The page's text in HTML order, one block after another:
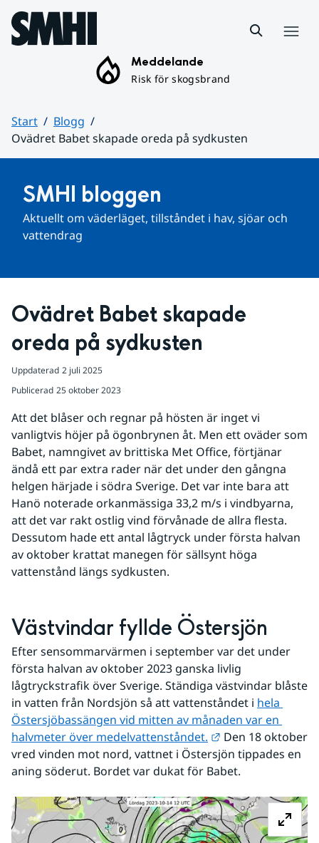
Hoppa till sidans innehåll
Meddelande
Risk för skogsbrand
Start
Blogg
Ovädret Babet skapade oreda på sydkusten
SMHI bloggen
Aktuellt om väderläget, tillståndet i hav, sjöar och
vattendrag
Ovädret Babet skapade
oreda på sydkusten
Uppdaterad 2 juli 2025
Publicerad 25 oktober 2023
Att det blåser och regnar på hösten är inget vi
vanligtvis höjer på ögonbrynen åt. Men ett oväder som
Babet, namngivet av brittiska Met Office, förtjänar
ändå ett par extra rader när det under den gångna
helgen härjade i södra Sverige. Det var inte bara att
Hanö noterade orkanmässiga 33,2 m/s i vindbyarna,
att det var rakt ostlig vind förvånade de allra flesta.
Dessutom hade ett antal lågtryck under första halvan
av oktober krattat manegen för sällsynt höga
vattenstånd längs sydkusten.
Västvindar fyllde Östersjön
Efter sensommarvärmen i september var det under
första halvan av oktober 2023 ganska livlig
lågtryckstrafik över Sverige. Ständiga västvindar blåste
in vatten från Nordsjön så att vattenståndet i hela
Östersjöbassängen vid mitten av månaden var en
halvmeter över medelvattenståndet.
Länk till annan
Den 18 oktober
vred vinden mot nord, vattnet i Östersjön tippades en
aning söderut. Bordet var dukat för Babet.